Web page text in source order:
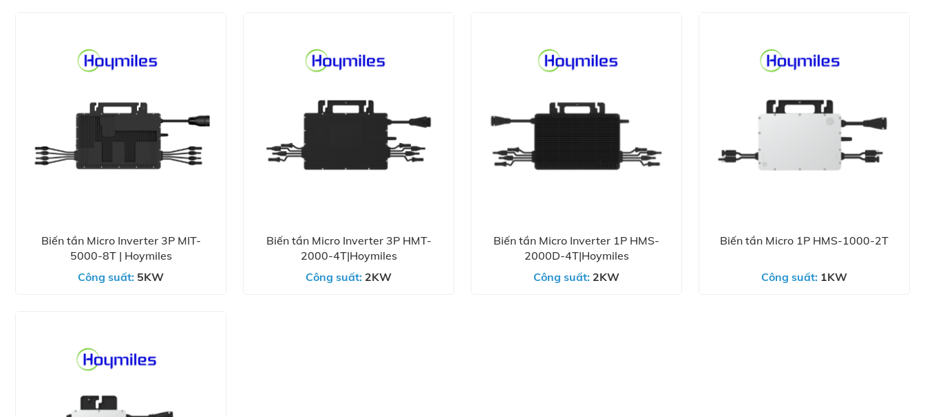
Biến tần Micro Inverter 3P MIT-
5000-8T | Hoymiles
Công suất: 5KW
Biến tần Micro Inverter 3P HMT-
2000-4T|Hoymiles
Công suất: 2KW
Biến tần Micro Inverter 1P HMS-
2000D-4T|Hoymiles
Công suất: 2KW
Biến tần Micro 1P HMS-1000-2T
Công suất: 1KW